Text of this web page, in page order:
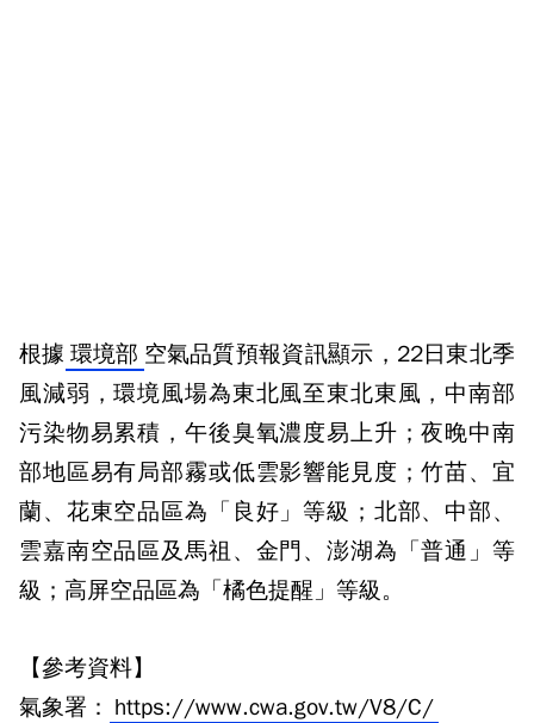
根據 環境部 空氣品質預報資訊顯示，22日東北季
風減弱，環境風場為東北風至東北東風，中南部
污染物易累積，午後臭氧濃度易上升；夜晚中南
部地區易有局部霧或低雲影響能見度；竹苗、宜
蘭、花東空品區為「良好」等級；北部、中部、
雲嘉南空品區及馬祖、金門、澎湖為「普通」等
級；高屏空品區為「橘色提醒」等級。
【參考資料】
氣象署： https://www.cwa.gov.tw/V8/C/